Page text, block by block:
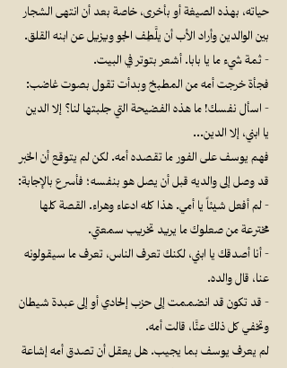
حياته، بهذه الصيغة أو بأخرى، خاصة بعد أن انتهى الشجار
بين الوالدين وأراد الأب أن يلَّطِف الجو ويزيل عن ابنه القلق.
- ثمة شيء ما يا بابا. أشعر بتوتر في البيت.
فجأة خرجت أمه من المطبخ وبدأت تقول بصوت غاضب:
- اسأل نفسك! ما هذه الفضيحة التي جلبتها لنا؟ إلا الدين
يا ابني، إلا الدين…
فهم يوسف على الفور ما تقصده أمه. لكن لم يتوقع أن الخبر
قد وصل إلى والديه قبل أن يصل هو بنفسه؛ فأسرع بالإجابة:
- لم أفعل شيئاً يا أمي. هذا كله ادعاء وهراء. القصة كلها
مخترعة من صعلوك ما يريد تخريب سمعتي.
- أنا أصدقك يا ابني، لكنك تعرف الناس، تعرف ما سيقولونه
عنا، قال والده.
- قد تكون قد انضممت إلى حزب إلحادي أو إلى عبدة شيطان
وتخفي كل ذلك عنَّا، قالت أمه.
لم يعرف يوسف بما يجيب. هل يعقل أن تصدق أمه إشاعة